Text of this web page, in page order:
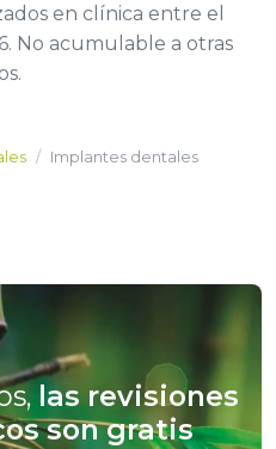
en clínica entre el
No acumulable a otras
Implantes dentales
las revisiones
son gratis